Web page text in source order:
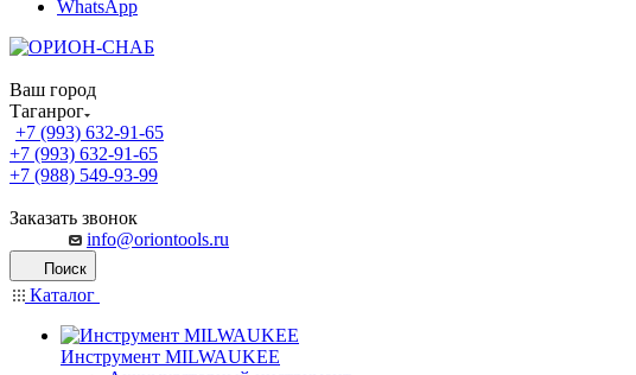
WhatsApp
Ваш город
Таганрог
+7 (993) 632-91-65
+7 (993) 632-91-65
+7 (988) 549-93-99
Заказать звонок
info@oriontools.ru
Поиск
Каталог
Инструмент MILWAUKEE